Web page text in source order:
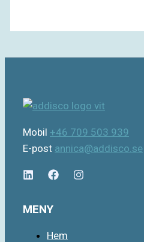
Mobil +46 709 503 939
E-post annica@addisco.se
MENY
Hem